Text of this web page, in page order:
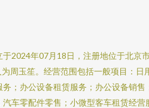
2024年07月18日，注册地位于北京
周玉笙。经营范围包括一般项目：日
；办公设备租赁服务；办公设备销售
车零配件零售；小微型客车租赁经营